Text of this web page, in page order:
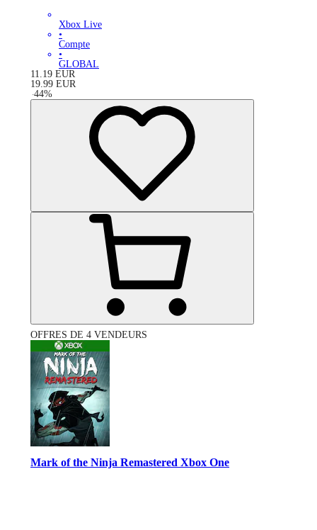
Xbox Live
•
Compte
•
GLOBAL
11.19 EUR
19.99 EUR
-44%
OFFRES DE 4 VENDEURS
Mark of the Ninja Remastered Xbox One